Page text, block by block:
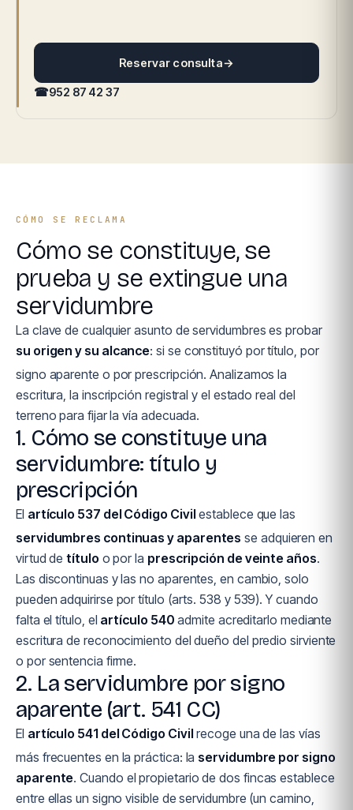
Reservar consulta→
☎952 87 42 37
CÓMO SE RECLAMA
Cómo se constituye, se
prueba y se extingue una
servidumbre
La clave de cualquier asunto de servidumbres es probar
su origen y su alcance: si se constituyó por título, por
signo aparente o por prescripción. Analizamos la
escritura, la inscripción registral y el estado real del
terreno para fijar la vía adecuada.
1. Cómo se constituye una
servidumbre: título y
prescripción
El artículo 537 del Código Civilestablece que las
servidumbres continuas y aparentes se adquieren en
virtud detítulo o por la prescripción de veinte años.
Las discontinuas y las no aparentes, en cambio, solo
pueden adquirirse por título (arts. 538 y 539). Y cuando
falta el título, el artículo 540 admite acreditarlo mediante
escritura de reconocimiento del dueño del predio sirviente
o por sentencia firme.
2. La servidumbre por signo
aparente (art. 541 CC)
El artículo 541 del Código Civilrecoge una de las vías
más frecuentes en la práctica: la servidumbre por signo
aparente. Cuando el propietario de dos fincas establece
entre ellas un signo visible de servidumbre (un camino,